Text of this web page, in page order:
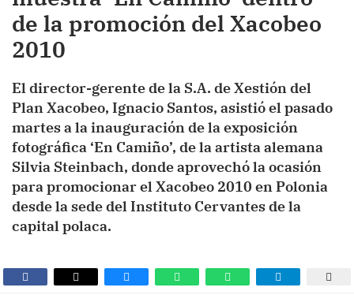
de la promoción del Xacobeo
2010
El director-gerente de la S.A. de Xestión del
Plan Xacobeo, Ignacio Santos, asistió el pasado
martes a la inauguración de la exposición
fotográfica ‘En Camiño’, de la artista alemana
Silvia Steinbach, donde aprovechó la ocasión
para promocionar el Xacobeo 2010 en Polonia
desde la sede del Instituto Cervantes de la
capital polaca.